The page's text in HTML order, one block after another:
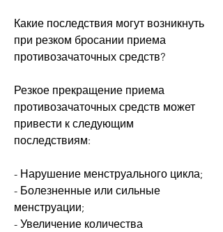
Какие последствия могут возникнуть
при резком бросании приема
противозачаточных средств?
Резкое прекращение приема
противозачаточных средств может
привести к следующим
последствиям:
- Нарушение менструального цикла;
- Болезненные или сильные
менструации;
- Увеличение количества